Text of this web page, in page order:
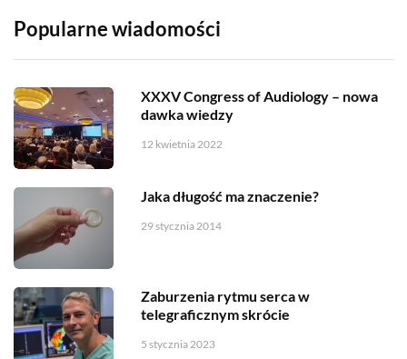
Popularne wiadomości
XXXV Congress of Audiology – nowa
dawka wiedzy
12 kwietnia 2022
Jaka długość ma znaczenie?
29 stycznia 2014
Zaburzenia rytmu serca w
telegraficznym skrócie
5 stycznia 2023